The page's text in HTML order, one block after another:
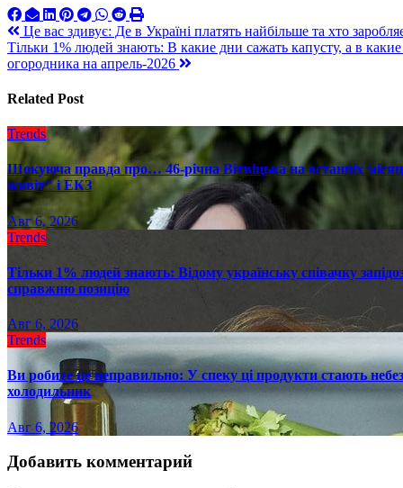
Навигация
по
Це вас здивує: Де в Україні платять найбільше та хто
Тільки 1% людей знають: В какие дни сажать капусту, а в
огородника на апрель-2026
Related Post
Trends
Шокуюча правда про… 46-річна Вітвіцька на останніх
живіт" і ЕКЗ
Авг 6, 2026
Trends
Тільки 1% людей знають: Відому українську співачку
справжню позицію
Авг 6, 2026
Trends
Ви робите це неправильно: У спеку ці продукти стають
холодильник
Авг 6, 2026
Добавить комментарий